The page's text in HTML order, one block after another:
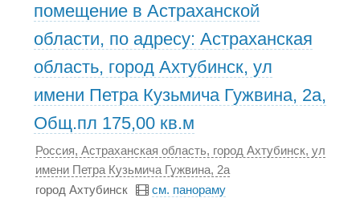
помещение в Астраханской
области, по адресу: Астраханская
область, город Ахтубинск, ул
имени Петра Кузьмича Гужвина, 2а,
Общ.пл 175,00 кв.м
Россия, Астраханская область, город Ахтубинск, ул
имени Петра Кузьмича Гужвина, 2а
город Ахтубинск
см. панораму